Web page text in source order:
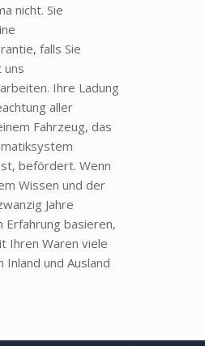
nicht. Sie
falls Sie
uns
Ihre Ladung
aller
Fahrzeug, das
befördert. Wenn
Wissen und der
Jahre
Erfahrung basieren,
Ihren Waren viele
Inland und Ausland